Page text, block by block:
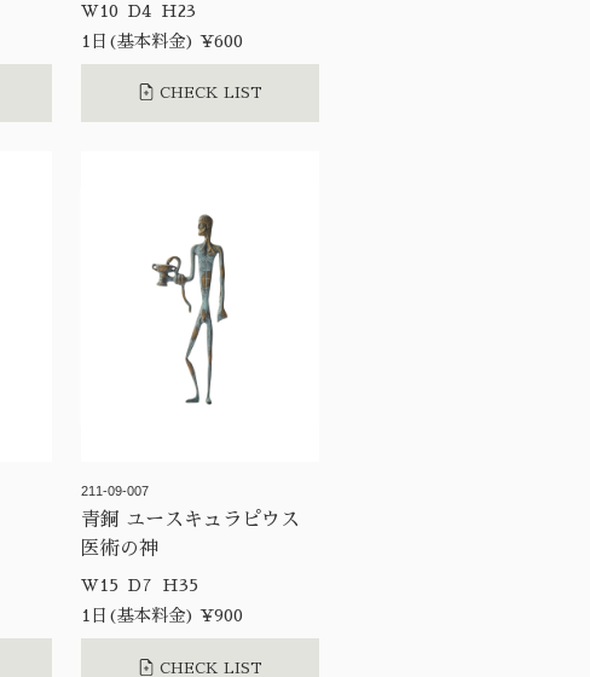
W10 D4 H23
1日(基本料金) ¥600
CHECK LIST
211-09-007
青銅 ユースキュラピウス
医術の神
W15 D7 H35
1日(基本料金) ¥900
CHECK LIST